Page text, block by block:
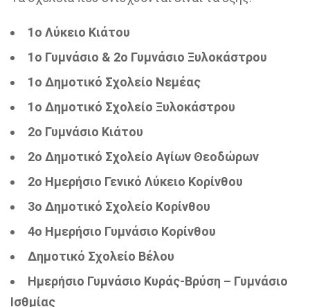
1ο Λύκειο Κιάτου
1ο Γυμνάσιο & 2ο Γυμνάσιο Ξυλοκάστρου
1ο Δημοτικό Σχολείο Νεμέας
1ο Δημοτικό Σχολείο Ξυλοκάστρου
2ο Γυμνάσιο Κιάτου
2ο Δημοτικό Σχολείο Αγίων Θεοδώρων
2ο Ημερήσιο Γενικό Λύκειο Κορίνθου
3ο Δημοτικό Σχολείο Κορίνθου
4ο Ημερήσιο Γυμνάσιο Κορίνθου
Δημοτικό Σχολείο Βέλου
Ημερήσιο Γυμνάσιο Κυράς-Βρύση – Γυμνάσιο
Ισθμίας